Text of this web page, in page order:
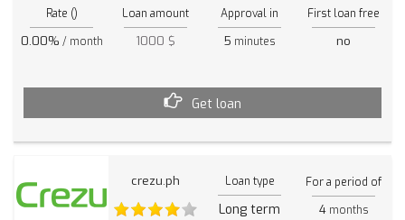
Rate ()
0.00% / month
Loan amount
1000 $
Approval in
5 minutes
First loan free
no
Get loan
crezu.ph Loan type
Long term
For a period of
4months